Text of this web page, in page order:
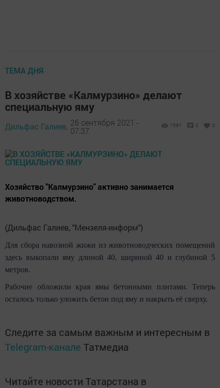
ТЕМА ДНЯ
В хозяйстве «Калмурзино» делают
специальную яму
Дильфас Галиев, 26 сентября 2021 -
07:37
1591 0 0
Хозяйство "Калмурзино" активно занимается
животноводством.
(Дильфас Галиев, "Мензеля-информ")
Для сбора навозной жижи из животноводческих помещений
здесь выкопали яму длиной 40, шириной 40 и глубиной 5
метров.
Рабочие обложили края ямы бетонными плитами. Теперь
осталось только уложить бетон под яму и накрыть её сверху.
Следите за самым важным и интересным в
Telegram-канале Татмедиа
Читайте новости Татарстана в